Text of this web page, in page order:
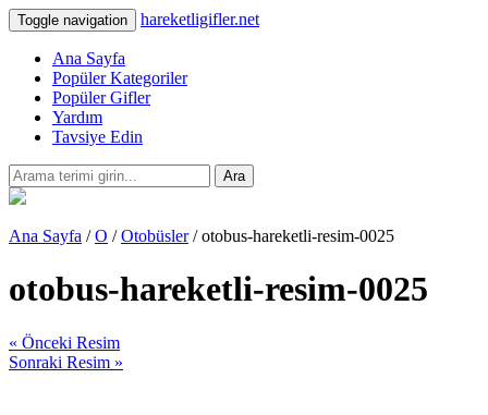
Toggle navigation hareketligifler.net
Ana Sayfa
Popüler Kategoriler
Popüler Gifler
Yardım
Tavsiye Edin
Ara
Ana Sayfa /O /Otobüsler/ otobus-hareketli-resim-0025
otobus-hareketli-resim-0025
« Önceki Resim
Sonraki Resim »